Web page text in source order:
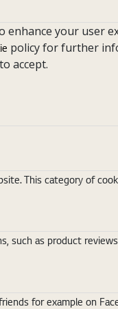
your user
policy for further
accept.
This category of
such as product
for example on